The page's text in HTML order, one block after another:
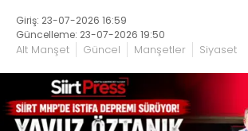
Giriş: 23-07-2026 16:59
Güncelleme: 23-07-2026 19:50
Alt Manşet Güncel Manşetler Siyaset